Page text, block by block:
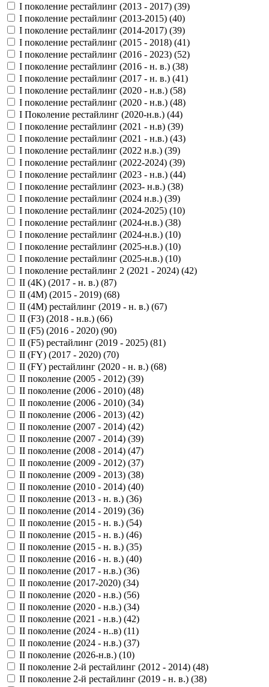
I поколение рестайлинг (2013 - 2017) (39)
I поколение рестайлинг (2013-2015) (40)
I поколение рестайлинг (2014-2017) (39)
I поколение рестайлинг (2015 - 2018) (41)
I поколение рестайлинг (2016 - 2023) (52)
I поколение рестайлинг (2016 - н. в.) (38)
I поколение рестайлинг (2017 - н. в.) (41)
I поколение рестайлинг (2020 - н.в.) (58)
I поколение рестайлинг (2020 - н.в.) (48)
I Поколение рестайлинг (2020-н.в.) (44)
I поколение рестайлинг (2021 - н.в) (39)
I поколение рестайлинг (2021 - н.в.) (43)
I поколение рестайлинг (2022 н.в.) (39)
I поколение рестайлинг (2022-2024) (39)
I поколение рестайлинг (2023 - н.в.) (44)
I поколение рестайлинг (2023- н.в.) (38)
I поколение рестайлинг (2024 н.в.) (39)
I поколение рестайлинг (2024-2025) (10)
I поколение рестайлинг (2024-н.в.) (38)
I поколение рестайлинг (2024-н.в.) (10)
I поколение рестайлинг (2025-н.в.) (10)
I поколение рестайлинг (2025-н.в.) (10)
I поколение рестайлинг 2 (2021 - 2024) (42)
II (4K) (2017 - н. в.) (87)
II (4M) (2015 - 2019) (68)
II (4M) рестайлинг (2019 - н. в.) (67)
II (F3) (2018 - н.в.) (66)
II (F5) (2016 - 2020) (90)
II (F5) рестайлинг (2019 - 2025) (81)
II (FY) (2017 - 2020) (70)
II (FY) рестайлинг (2020 - н. в.) (68)
II поколение (2005 - 2012) (39)
II поколение (2006 - 2010) (48)
II поколение (2006 - 2010) (34)
II поколение (2006 - 2013) (42)
II поколение (2007 - 2014) (42)
II поколение (2007 - 2014) (39)
II поколение (2008 - 2014) (47)
II поколение (2009 - 2012) (37)
II поколение (2009 - 2013) (38)
II поколение (2010 - 2014) (40)
II поколение (2013 - н. в.) (36)
II поколение (2014 - 2019) (36)
II поколение (2015 - н. в.) (54)
II поколение (2015 - н. в.) (46)
II поколение (2015 - н. в.) (35)
II поколение (2016 - н. в.) (40)
II поколение (2017 - н.в.) (36)
II поколение (2017-2020) (34)
II поколение (2020 - н.в.) (56)
II поколение (2020 - н.в.) (34)
II поколение (2021 - н.в.) (42)
II поколение (2024 - н..в) (11)
II поколение (2024 - н.в.) (37)
II поколение (2026-н.в.) (10)
II поколение 2-й рестайлинг (2012 - 2014) (48)
II поколение 2-й рестайлинг (2019 - н. в.) (38)